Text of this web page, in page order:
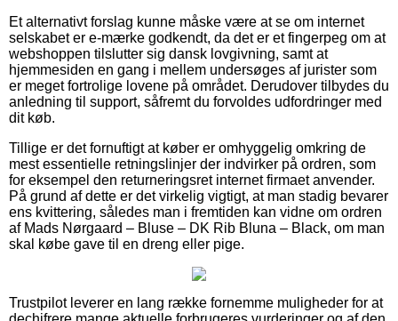
Et alternativt forslag kunne måske være at se om internet
selskabet er e-mærke godkendt, da det er et fingerpeg om at
webshoppen tilslutter sig dansk lovgivning, samt at
hjemmesiden en gang i mellem undersøges af jurister som
er meget fortrolige lovene på området. Derudover tilbydes du
anledning til support, såfremt du forvoldes udfordringer med
dit køb.
Tillige er det fornuftigt at køber er omhyggelig omkring de
mest essentielle retningslinjer der indvirker på ordren, som
for eksempel den returneringsret internet firmaet anvender.
På grund af dette er det virkelig vigtigt, at man stadig bevarer
ens kvittering, således man i fremtiden kan vidne om ordren
af Mads Nørgaard – Bluse – DK Rib Bluna – Black, om man
skal købe gave til en dreng eller pige.
Trustpilot leverer en lang række fornemme muligheder for at